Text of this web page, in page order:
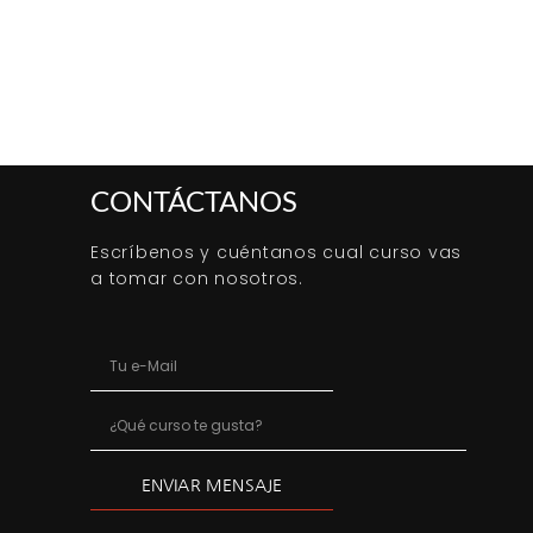
CONTÁCTANOS
Escríbenos y cuéntanos cual curso vas
a tomar con nosotros.
ENVIAR MENSAJE